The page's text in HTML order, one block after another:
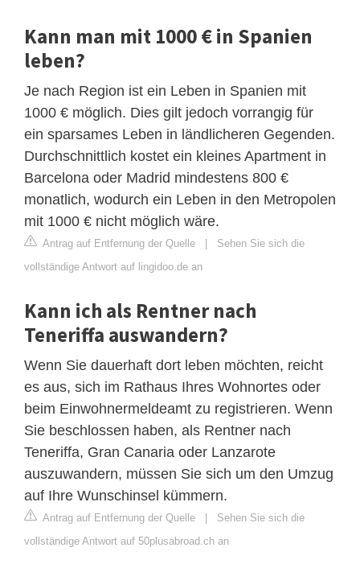
Kann man mit 1000 € in Spanien
leben?
Je nach Region ist ein Leben in Spanien mit
1000 € möglich. Dies gilt jedoch vorrangig für
ein sparsames Leben in ländlicheren Gegenden.
Durchschnittlich kostet ein kleines Apartment in
Barcelona oder Madrid mindestens 800 €
monatlich, wodurch ein Leben in den Metropolen
mit 1000 € nicht möglich wäre.
Antrag auf Entfernung der Quelle | Sehen Sie sich die
vollständige Antwort auf lingidoo.de an
Kann ich als Rentner nach
Teneriffa auswandern?
Wenn Sie dauerhaft dort leben möchten, reicht
es aus, sich im Rathaus Ihres Wohnortes oder
beim Einwohnermeldeamt zu registrieren. Wenn
Sie beschlossen haben, als Rentner nach
Teneriffa, Gran Canaria oder Lanzarote
auszuwandern, müssen Sie sich um den Umzug
auf Ihre Wunschinsel kümmern.
Antrag auf Entfernung der Quelle | Sehen Sie sich die
vollständige Antwort auf 50plusabroad.ch an